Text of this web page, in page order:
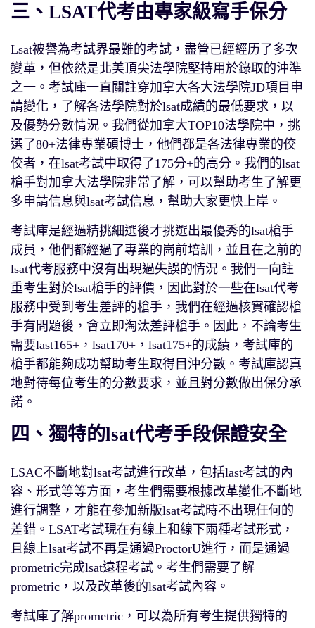
三、LSAT代考由專家級寫手保分
Lsat被譽為考試界最難的考試，盡管已經經历了多次
變革，但依然是北美頂尖法學院堅持用於錄取的沖準
之一。考試庫一直關註穿加拿大各大法學院JD項目申
請變化，了解各法學院對於lsat成績的最低要求，以
及優勢分數情況。我們從加拿大TOP10法學院中，挑
選了80+法律專業碩博士，他們都是各法律專業的佼
佼者，在lsat考試中取得了175分+的高分。我們的lsat
槍手對加拿大法學院非常了解，可以幫助考生了解更
多申請信息與lsat考試信息，幫助大家更快上岸。
考試庫是經過精挑細選後才挑選出最優秀的lsat槍手
成員，他們都經過了專業的崗前培訓，並且在之前的
lsat代考服務中沒有出現過失誤的情況。我們一向註
重考生對於lsat槍手的評價，因此對於一些在lsat代考
服務中受到考生差評的槍手，我們在經過核實確認槍
手有問題後，會立即淘汰差評槍手。因此，不論考生
需要last165+，lsat170+，lsat175+的成績，考試庫的
槍手都能夠成功幫助考生取得目沖分數。考試庫認真
地對待每位考生的分數要求，並且對分數做出保分承
諾。
四、獨特的lsat代考手段保證安全
LSAC不斷地對lsat考試進行改革，包括last考試的內
容、形式等等方面，考生們需要根據改革變化不斷地
進行調整，才能在參加新版lsat考試時不出現任何的
差錯。LSAT考試現在有線上和線下兩種考試形式，
且線上lsat考試不再是通過ProctorU進行，而是通過
prometric完成lsat遠程考試。考生們需要了解
prometric，以及改革後的lsat考試內容。
考試庫了解prometric，可以為所有考生提供獨特的